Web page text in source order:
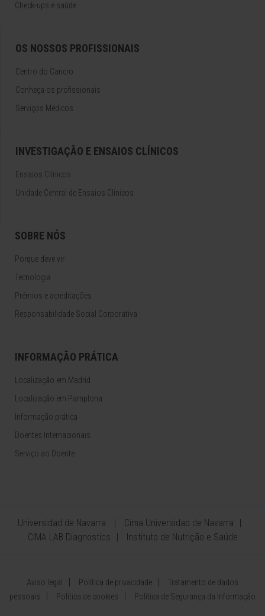
Check-ups e saúde
OS NOSSOS PROFISSIONAIS
Centro do Cancro
Conheça os profissionais
Serviços Médicos
INVESTIGAÇÃO E ENSAIOS CLÍNICOS
Ensaios Clínicos
Unidade Central de Ensaios Clínicos
SOBRE NÓS
Porque deve vir
Tecnologia
Prémios e acreditações
Responsabilidade Social Corporativa
INFORMAÇÃO PRÁTICA
Localização em Madrid
Localização em Pamplona
Informação prática
Doentes Internacionais
Serviço ao Doente
Universidad de Navarra
Cima Universidad de Navarra
CIMA LAB Diagnostics
Instituto de Nutrição e Saúde
Aviso legal Política de privacidade
Tratamento de dados
pessoais
Política de cookies Política de Segurança da Informação